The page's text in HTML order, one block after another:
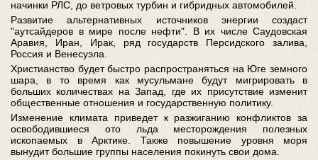
начинки РЛС, до ветровых турбин и гибридных автомобилей.
Развитие альтернативных источников энергии создаст
"аутсайдеров в мире после нефти". В их числе Саудовская
Аравия, Иран, Ирак, ряд государств Персидского залива,
Россия и Венесуэла.
Христианство будет быстро распространяться на Юге земного
шара, в то время как мусульмане будут мигрировать в
больших количествах на Запад, где их присутствие изменит
общественные отношения и государственную политику.
Изменение климата приведет к разжиганию конфликтов за
освободившиеся ото льда месторождения полезных
ископаемых в Арктике. Также повышение уровня моря
вынудит большие группы населения покинуть свои дома.